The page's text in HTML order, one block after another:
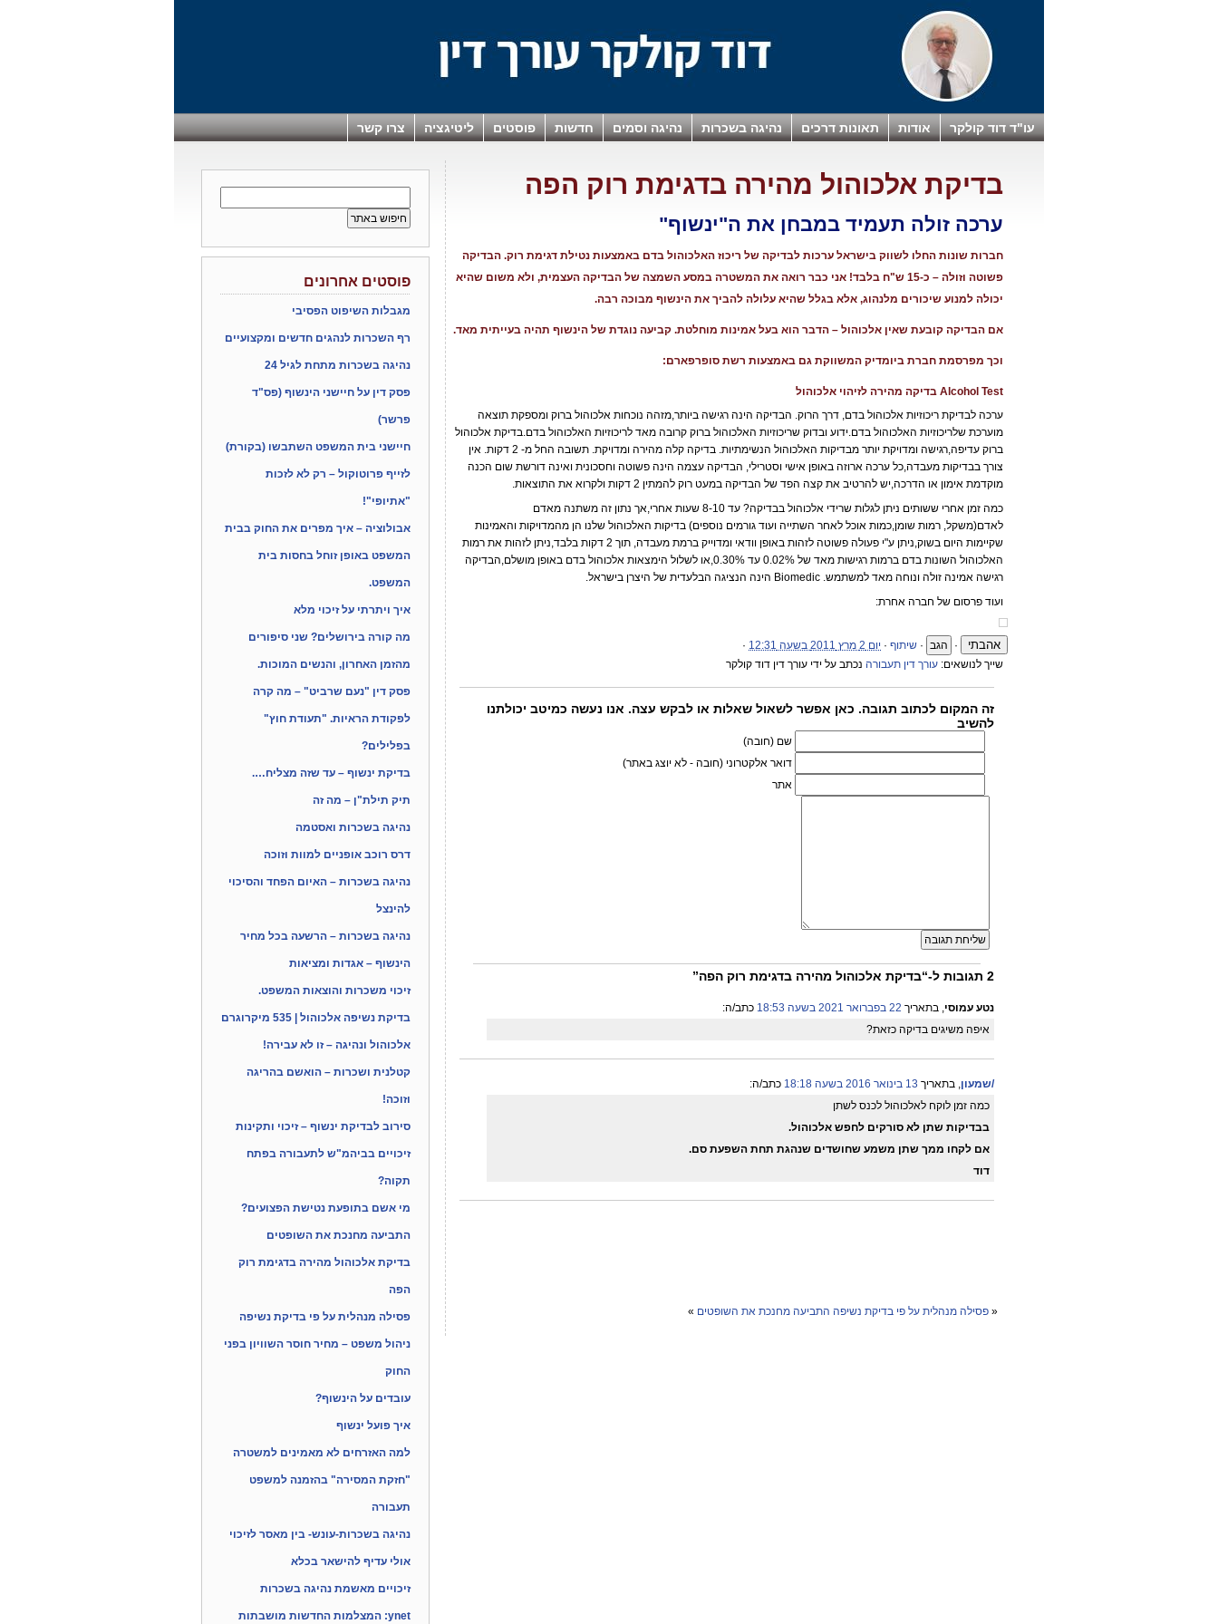
עו"ד דוד קולקר אודות תאונות דרכים נהיגה בשכרות נהיגה וסמים חדשות פוסטים ליטיגציה צרו קשר
בדיקת אלכוהול מהירה בדגימת רוק הפה
ערכה זולה תעמיד במבחן את ה"ינשוף"
חברות שונות החלו לשווק בישראל ערכות לבדיקה של ריכוז האלכוהול בדם באמצעות נטילת דגימת רוק. הבדיקה
פשוטה וזולה – כ-15 ש"ח בלבד! אני כבר רואה את המשטרה במסע השמצה של הבדיקה העצמית, ולא משום שהיא
יכולה למנוע שיכורים מלנהוג, אלא בגלל שהיא עלולה להביך את הינשוף מבוכה רבה.
אם הבדיקה קובעת שאין אלכוהול – הדבר הוא בעל אמינות מוחלטת. קביעה נוגדת של הינשוף תהיה בעייתית מאד.
וכך מפרסמת חברת ביומדיק המשווקת גם באמצעות רשת סופרפארם:
Alcohol Test בדיקה מהירה לזיהוי אלכוהול
ערכה לבדיקת ריכוזיות אלכוהול בדם, דרך הרוק. הבדיקה הינה רגישה ביותר,מזהה נוכחות אלכוהול ברוק ומספקת תוצאה
מוערכת שלריכוזיות האלכוהול בדם.ידוע ובדוק שריכוזיות האלכוהול ברוק קרובה מאד לריכוזיות האלכוהול בדם.בדיקת אלכוהול
ברוק עדיפה,רגישה ומדויקת יותר מבדיקות האלכוהול הנשימתיות. בדיקה קלה מהירה ומדויקת. תשובה החל מ- 2 דקות. אין
צורך בבדיקות מעבדה,כל ערכה ארוזה באופן אישי וסטרילי, הבדיקה עצמה הינה פשוטה וחסכונית ואינה דורשת שום הכנה
מוקדמת אימון או הדרכה,יש להרטיב את קצה הפד של הבדיקה במעט רוק להמתין 2 דקות ולקרוא את התוצאות.
כמה זמן אחרי ששותים ניתן לגלות שרידי אלכוהול בבדיקה? עד 8-10 שעות אחרי,אך נתון זה משתנה מאדם
לאדם(משקל, רמות שומן,כמות אוכל לאחר השתייה ועוד גורמים נוספים) בדיקות האלכוהול שלנו הן מהמדויקות והאמינות
שקיימות היום בשוק,ניתן ע"י פעולה פשוטה לזהות באופן וודאי ומדוייק ברמת מעבדה, תוך 2 דקות בלבד,ניתן לזהות את רמות
האלכוהול השונות בדם ברמות רגישות מאד של 0.02% עד 0.30%,או לשלול הימצאות אלכוהול בדם באופן מושלם,הבדיקה
רגישה אמינה זולה ונוחה מאד למשתמש. Biomedic הינה הנציגה הבלעדית של היצרן בישראל.
ועוד פרסום של חברה אחרת:
אהבתי ·
· שיתוף · יום 2 מרץ 2011‏ בשעה 12:31‏
·
שייך לנושאים: עורך דין תעבורה נכתב על ידי עורך דין דוד קולקר
זה המקום לכתוב תגובה. כאן אפשר לשאול שאלות או לבקש עצה. אנו נעשה כמיטב יכולתנו
להשיב
שם (חובה)
דואר אלקטרוני (חובה - לא יוצג באתר)
אתר
2 תגובות ל-“בדיקת אלכוהול מהירה בדגימת רוק הפה”
נטע עמוסי, בתאריך 22 בפברואר 2021 בשעה 18:53
כתב/ה:
איפה משיגים בדיקה כזאת?
/שמעון, בתאריך 13 בינואר 2016 בשעה 18:18
כתב/ה:
כמה זמן לוקח לאלכוהול לכנס לשתן
בבדיקות שתן לא סורקים לחפש אלכוהול.
אם לקחו ממך שתן משמע שחושדים שנהגת תחת השפעת סם.
דוד
« פסילה מנהלית על פי בדיקת נשיפה התביעה מחנכת את השופטים »
פוסטים אחרונים
מגבלות השיפוט הפסיבי
רף השכרות לנהגים חדשים ומקצועיים
נהיגה בשכרות מתחת לגיל 24
פסק דין על חיישני הינשוף (פס"ד
פרשר)
חיישני בית המשפט השתבשו (בקורת)
לזייף פרוטוקול – רק לא לזכות
"אתיופי"!
אבולוציה – איך מפרים את החוק בבית
המשפט באופן זוחל בחסות בית
המשפט.
איך ויתרתי על זיכוי מלא
מה קורה בירושלים? שני סיפורים
מהזמן האחרון, והנשים המוכות.
פסק דין "נעם שרביט" – מה קרה
לפקודת הראיות. "תעודת חוץ"
בפלילים?
בדיקת ינשוף – עד שזה מצליח….
תיק תילת"ן – מה זה
נהיגה בשכרות ואסטמה
דרס רוכב אופניים למוות וזוכה
נהיגה בשכרות – האיום הפחד והסיכוי
להינצל
נהיגה בשכרות – הרשעה בכל מחיר
הינשוף – אגדות ומציאות
זיכוי משכרות והוצאות המשפט.
בדיקת נשיפה אלכוהול | 535 מיקרוגרם
אלכוהול ונהיגה – זו לא עבירה!
קטלנית ושכרות – הואשם בהריגה
וזוכה!
סירוב לבדיקת ינשוף – זיכוי ותקינות
זיכויים בביהמ"ש לתעבורה בפתח
תקוה?
מי אשם בתופעת נטישת הפצועים?
התביעה מחנכת את השופטים
בדיקת אלכוהול מהירה בדגימת רוק
הפה
פסילה מנהלית על פי בדיקת נשיפה
ניהול משפט – מחיר חוסר השוויון בפני
החוק
עובדים על הינשוף?
איך פועל ינשוף
למה האזרחים לא מאמינים למשטרה
"חזקת המסירה" בהזמנה למשפט
תעבורה
נהיגה בשכרות-עונש- בין מאסר לזיכוי
אולי עדיף להישאר בכלא
זיכויים מאשמת נהיגה בשכרות
ynet: המצלמות החדשות מושבתות